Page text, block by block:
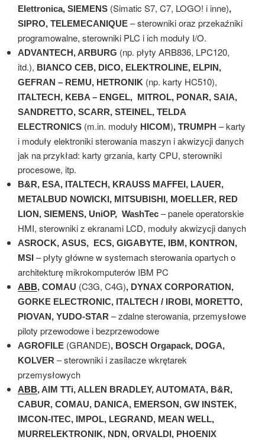
Elettronica, SIEMENS (Simatic S7, C7, LOGO! i inne),
SIPRO, TELEMECANIQUE – sterowniki oraz przekaźniki
programowalne, sterowniki PLC i ich moduły I/O.
ADVANTECH, ARBURG (np. płyty ARB836, LPC120,
itd.), BIANCO CEB, DICO, ELEKTROLINE, ELPIN,
GEFRAN – REMU, HETRONIK (np. karty HC510),
ITALTECH, KEBA – ENGEL, MITROL, PONAR, SAIA,
SANDRETTO, SCARR, STEINEL, TELDA
ELECTRONICS (m.in. moduły HICOM), TRUMPH – karty
i moduły elektroniki sterowania maszyn i akwizycji danych
jak na przykład: karty grzania, karty CPU, sterowniki
procesowe, itp.
B&R, ESA, ITALTECH, KRAUSS MAFFEI, LAUER,
METALBUD NOWICKI, MITSUBISHI, MOELLER, RED
LION, SIEMENS, UniOP, WashTec – panele operatorskie
HMI, sterowniki z ekranami LCD, moduły akwizycji danych
ASROCK, ASUS, ECS, GIGABYTE, IBM, KONTRON,
MSI – płyty główne w systemach sterowania opartych o
architekturę mikrokomputerów IBM PC
ABB, COMAU (C3G, C4G), DYNAX CORPORATION,
GORKE ELECTRONIC, ITALTECH / IROBI, MORETTO,
PIOVAN, YUDO-STAR – zdalne sterowania, przemysłowe
piloty przewodowe i bezprzewodowe
AGROFILE (GRANDE), BOSCH Orgapack, DOGA,
KOLVER – sterowniki i zasilacze wkrętarek
przemysłowych
ABB, AIM TTi, ALLEN BRADLEY, AUTOMATA, B&R,
CABUR, COMAU, DANICA, EMERSON, GW INSTEK,
IMCON-ITEC, IMPOL, LEGRAND, MEAN WELL,
MURRELEKTRONIK, NDN, ORVALDI, PHOENIX